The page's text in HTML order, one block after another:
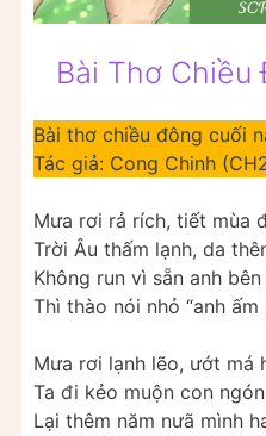
Bài Thơ Chiều
Bài thơ chiều đông cuối
Tác giả: Cong Chinh
Mưa rơi rả rích, tiết mùa
Trời Âu thấm lạnh, da
Không run vì sẵn anh
Thì thào nói nhỏ “anh ấm
Mưa rơi lạnh lẽo, ướt má
Ta đi kẻo muộn con
Lại thêm năm nưã mình